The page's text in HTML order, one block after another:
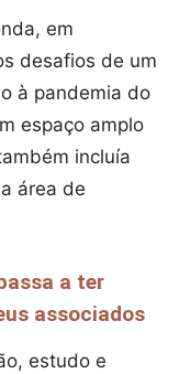
em
desafios de um
à pandemia do
espaço amplo
incluía
área de
a ter
associados
estudo e